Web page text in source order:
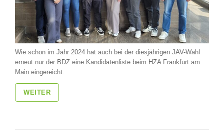
Wie schon im Jahr 2024 hat auch bei der diesjährigen JAV-Wahl
erneut nur der BDZ eine Kandidatenliste beim HZA Frankfurt am
Main eingereicht.
WEITER